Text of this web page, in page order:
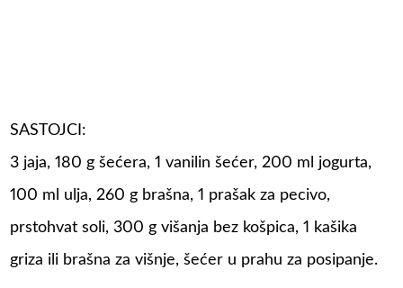
SASTOJCI:
3 jaja, 180 g šećera, 1 vanilin šećer, 200 ml jogurta,
100 ml ulja, 260 g brašna, 1 prašak za pecivo,
prstohvat soli, 300 g višanja bez košpica, 1 kašika
griza ili brašna za višnje, šećer u prahu za posipanje.